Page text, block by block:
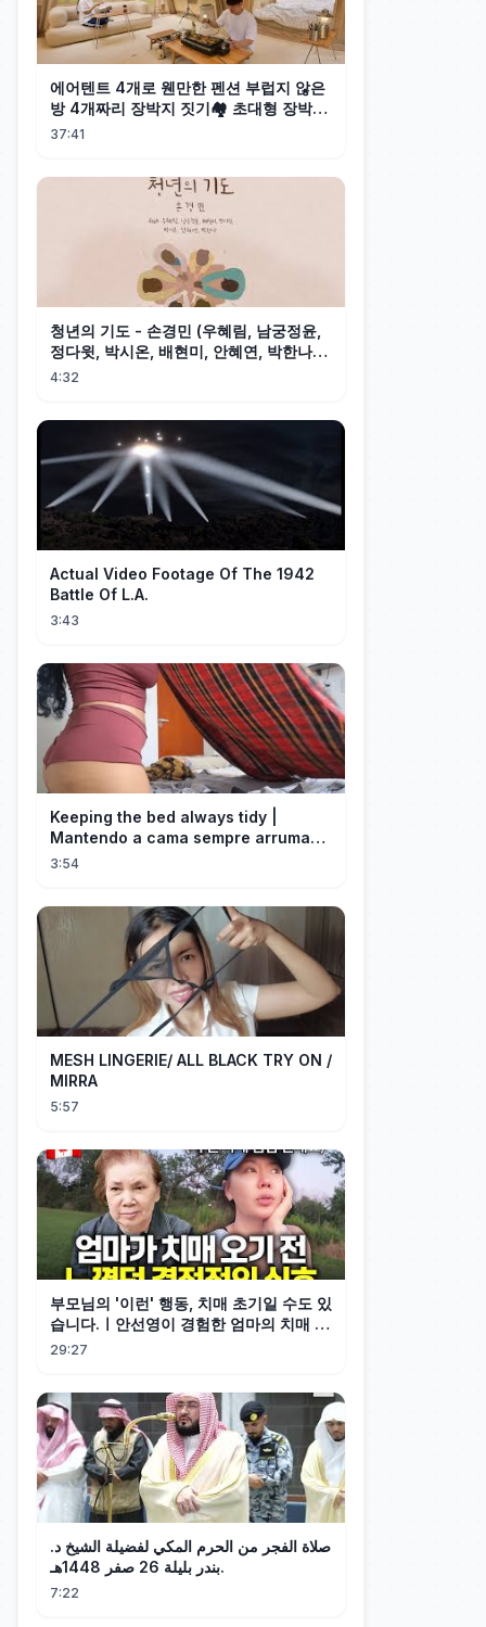
에어텐트 4개로 웬만한 펜션 부럽지 않은
방 4개짜리 장박지 짓기🏘️ 초대형 장박캠
핑
37:41
청년의 기도 - 손경민 (우혜림, 남궁정윤,
정다윗, 박시온, 배현미, 안혜연, 박한나),
(햇살콩 캘리)
4:32
Actual Video Footage Of The 1942
Battle Of L.A.
3:43
Keeping the bed always tidy |
Mantendo a cama sempre arrumada
🛌
3:54
MESH LINGERIE/ ALL BLACK TRY ON /
MIRRA
5:57
부모님의 '이런' 행동, 치매 초기일 수도 있
습니다.ㅣ안선영이 경험한 엄마의 치매 조
기 신호
29:27
صلاة الفجر من الحرم المكي لفضيلة الشيخ د.
بندر بليلة 26 صفر 1448هـ.
7:22